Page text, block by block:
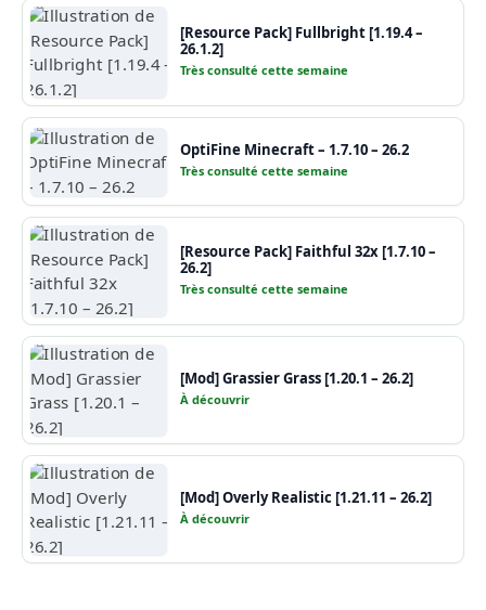
[Resource Pack] Fullbright [1.19.4 –
26.1.2]
Très consulté cette semaine
OptiFine Minecraft – 1.7.10 – 26.2
Très consulté cette semaine
[Resource Pack] Faithful 32x [1.7.10 –
26.2]
Très consulté cette semaine
[Mod] Grassier Grass [1.20.1 – 26.2]
À découvrir
[Mod] Overly Realistic [1.21.11 – 26.2]
À découvrir